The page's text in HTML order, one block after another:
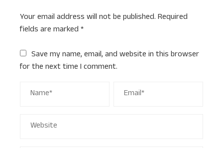
Your email address will not be published. Required
fields are marked *
Save my name, email, and website in this browser
for the next time I comment.